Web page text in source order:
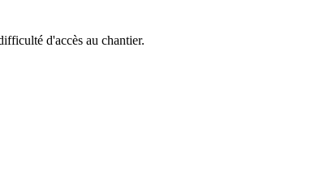
d'accès au chantier.